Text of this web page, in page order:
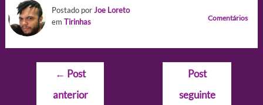
Postado porJoe Loreto
em Tirinhas Comentários
Navegação
Post
← Post
anterior
Post
seguinte